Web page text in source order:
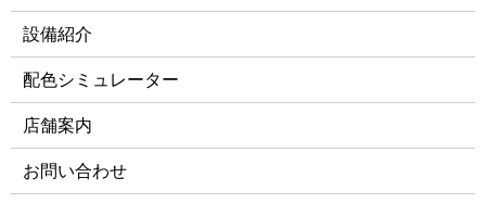
設備紹介
配色シミュレーター
店舗案内
お問い合わせ